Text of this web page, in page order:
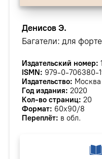
Денисов Э.
Багатели: для
Издательский номер:
ISMN: 979-0-706380-
Издательство:
Год издания: 2020
Кол-во страниц: 20
Формат: 60х90/8
Переплёт: в обл.